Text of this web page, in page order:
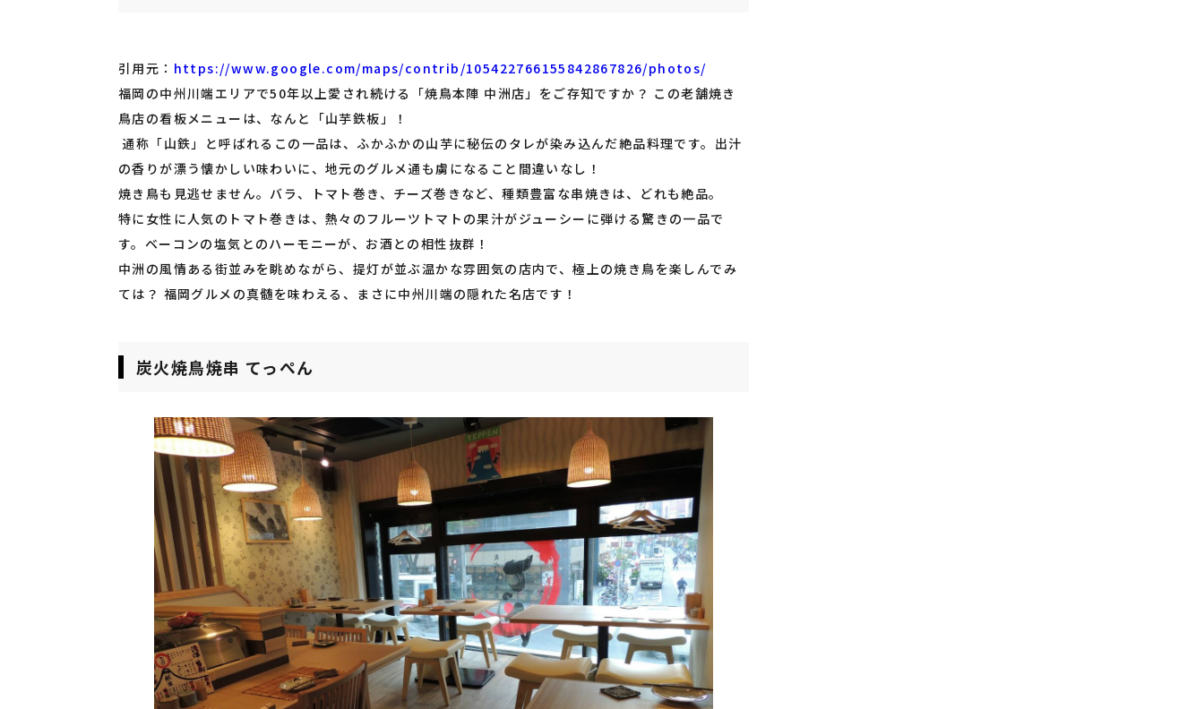
引用元： https://www.google.com/maps/contrib/105422766155842867826/photos/
福岡の中州川端エリアで50年以上愛され続ける「焼鳥本陣 中洲店」をご存知ですか？ この老舗焼き
鳥店の看板メニューは、なんと「山芋鉄板」！
通称「山鉄」と呼ばれるこの一品は、ふかふかの山芋に秘伝のタレが染み込んだ絶品料理です。出汁
の香りが漂う懐かしい味わいに、地元のグルメ通も虜になること間違いなし！
焼き鳥も見逃せません。バラ、トマト巻き、チーズ巻きなど、種類豊富な串焼きは、どれも絶品。
特に女性に人気のトマト巻きは、熱々のフルーツトマトの果汁がジューシーに弾ける驚きの一品で
す。ベーコンの塩気とのハーモニーが、お酒との相性抜群！
中洲の風情ある街並みを眺めながら、提灯が並ぶ温かな雰囲気の店内で、極上の焼き鳥を楽しんでみ
ては？ 福岡グルメの真髄を味わえる、まさに中州川端の隠れた名店です！
炭火焼鳥焼串 てっぺん